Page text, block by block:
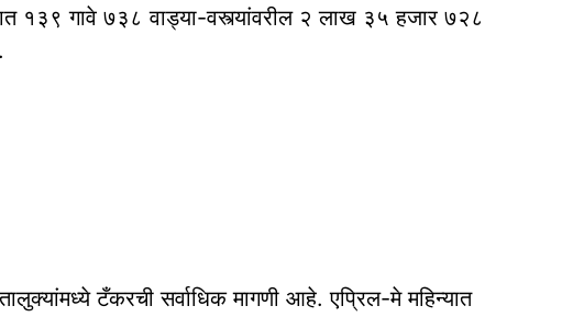
१३९ गावे ७३८ वाड्या-वस्त्यांवरील २ लाख ३५ हजार ७२८
टँकरची सर्वाधिक मागणी आहे. एप्रिल-मे महिन्यात